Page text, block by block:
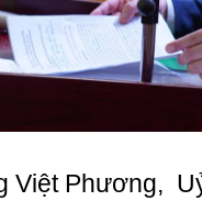
Việt Phương,